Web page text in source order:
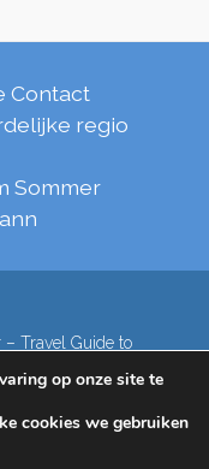
Contact
regio
Sommer
Travel Guide to
van Finland
op onze site te
cookies we gebruiken